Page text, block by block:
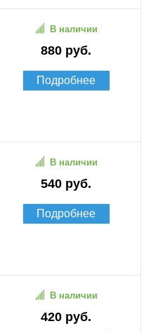
880 руб.
В наличии
Подробнее
540 руб.
В наличии
Подробнее
420 руб.
В наличии